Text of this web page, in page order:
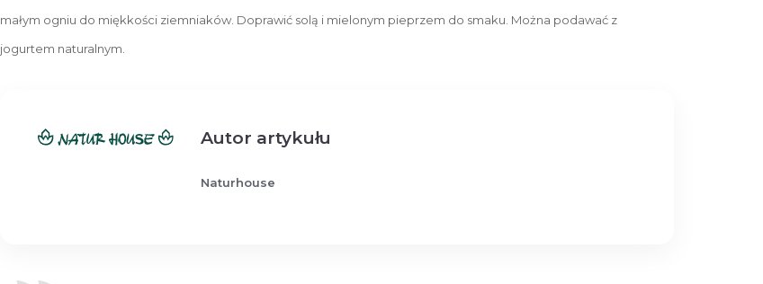
małym ogniu do miękkości ziemniaków. Doprawić solą i mielonym pieprzem do smaku. Można podawać z
jogurtem naturalnym.
Autor artykułu
Naturhouse